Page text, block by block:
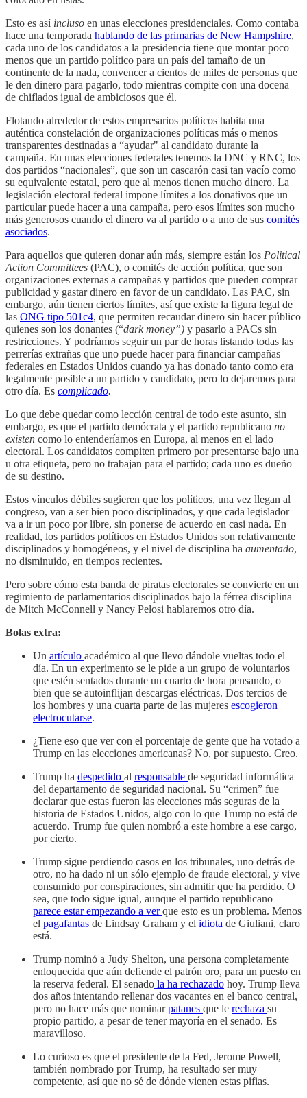
Esto es así incluso en unas elecciones presidenciales. Como contaba
hace una temporada hablando de las primarias de New Hampshire,
cada uno de los candidatos a la presidencia tiene que montar poco
menos que un partido político para un país del tamaño de un
continente de la nada, convencer a cientos de miles de personas que
le den dinero para pagarlo, todo mientras compite con una docena
de chiflados igual de ambiciosos que él.
Flotando alrededor de estos empresarios políticos habita una
auténtica constelación de organizaciones políticas más o menos
transparentes destinadas a “ayudar" al candidato durante la
campaña. En unas elecciones federales tenemos la DNC y RNC, los
dos partidos “nacionales”, que son un cascarón casi tan vacío como
su equivalente estatal, pero que al menos tienen mucho dinero. La
legislación electoral federal impone límites a los donativos que un
particular puede hacer a una campaña, pero esos límites son mucho
más generosos cuando el dinero va al partido o a uno de sus comités
asociados.
Para aquellos que quieren donar aún más, siempre están los Political
Action Committees (PAC), o comités de acción política, que son
organizaciones externas a campañas y partidos que pueden comprar
publicidad y gastar dinero en favor de un candidato. Las PAC, sin
embargo, aún tienen ciertos límites, así que existe la figura legal de
las ONG tipo 501c4, que permiten recaudar dinero sin hacer público
quienes son los donantes (“dark money”) y pasarlo a PACs sin
restricciones. Y podríamos seguir un par de horas listando todas las
perrerías extrañas que uno puede hacer para financiar campañas
federales en Estados Unidos cuando ya has donado tanto como era
legalmente posible a un partido y candidato, pero lo dejaremos para
otro día. Es complicado.
Lo que debe quedar como lección central de todo este asunto, sin
embargo, es que el partido demócrata y el partido republicano no
existen como lo entenderíamos en Europa, al menos en el lado
electoral. Los candidatos compiten primero por presentarse bajo una
u otra etiqueta, pero no trabajan para el partido; cada uno es dueño
de su destino.
Estos vínculos débiles sugieren que los políticos, una vez llegan al
congreso, van a ser bien poco disciplinados, y que cada legislador
va a ir un poco por libre, sin ponerse de acuerdo en casi nada. En
realidad, los partidos políticos en Estados Unidos son relativamente
disciplinados y homogéneos, y el nivel de disciplina ha aumentado,
no disminuido, en tiempos recientes.
Pero sobre cómo esta banda de piratas electorales se convierte en un
regimiento de parlamentarios disciplinados bajo la férrea disciplina
de Mitch McConnell y Nancy Pelosi hablaremos otro día.
Bolas extra:
Un artículo académico al que llevo dándole vueltas todo el
día. En un experimento se le pide a un grupo de voluntarios
que estén sentados durante un cuarto de hora pensando, o
bien que se autoinflijan descargas eléctricas. Dos tercios de
los hombres y una cuarta parte de las mujeres escogieron
electrocutarse.
¿Tiene eso que ver con el porcentaje de gente que ha votado a
Trump en las elecciones americanas? No, por supuesto. Creo.
Trump ha despedido al responsable de seguridad informática
del departamento de seguridad nacional. Su “crimen” fue
declarar que estas fueron las elecciones más seguras de la
historia de Estados Unidos, algo con lo que Trump no está de
acuerdo. Trump fue quien nombró a este hombre a ese cargo,
por cierto.
Trump sigue perdiendo casos en los tribunales, uno detrás de
otro, no ha dado ni un sólo ejemplo de fraude electoral, y vive
consumido por conspiraciones, sin admitir que ha perdido. O
sea, que todo sigue igual, aunque el partido republicano
parece estar empezando a verque esto es un problema. Menos
el pagafantas de Lindsay Graham y el idiota de Giuliani, claro
está.
Trump nominó a Judy Shelton, una persona completamente
enloquecida que aún defiende el patrón oro, para un puesto en
la reserva federal. El senado la ha rechazado hoy. Trump lleva
dos años intentando rellenar dos vacantes en el banco central,
pero no hace más que nominarpatanes que le rechaza su
propio partido, a pesar de tener mayoría en el senado. Es
maravilloso.
Lo curioso es que el presidente de la Fed, Jerome Powell,
también nombrado por Trump, ha resultado ser muy
competente, así que no sé de dónde vienen estas pifias.